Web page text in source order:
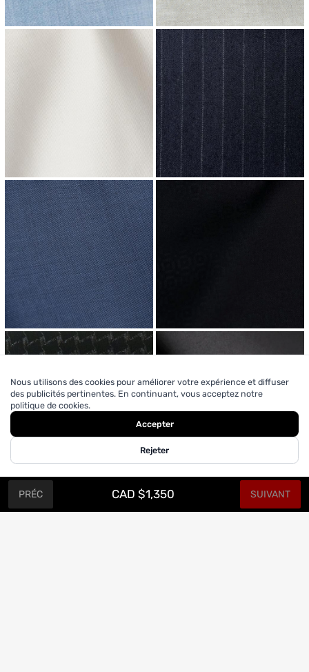
PRÉC CAD $1,350 SUIVANT
Nous utilisons des cookies pour améliorer votre expérience et diffuser
des publicités pertinentes. En continuant, vous acceptez notre
politique de cookies.
Accepter
Rejeter